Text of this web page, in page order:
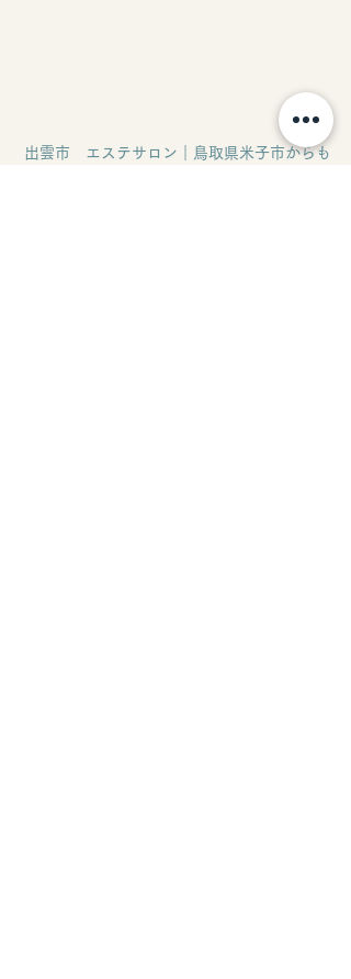
出雲市　エステサロン｜鳥取県米子市からも